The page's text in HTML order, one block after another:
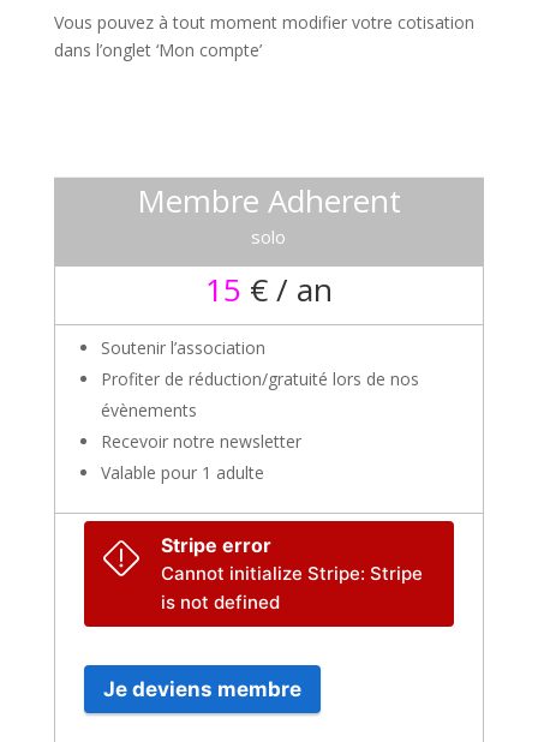
Vous pouvez à tout moment modifier votre cotisation
dans l’onglet ‘Mon compte’
Membre Adherent
solo
15 € / an
Soutenir l’association
Profiter de réduction/gratuité lors de nos
évènements
Recevoir notre newsletter
Valable pour 1 adulte
Stripe error
Cannot initialize Stripe: Stripe
is not defined
Je deviens membre